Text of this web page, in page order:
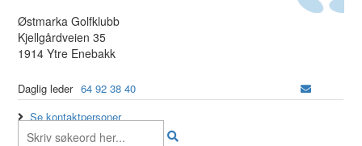
Østmarka Golfklubb
Kjellgårdveien 35
1914 Ytre Enebakk
Daglig leder 64 92 38 40
Se kontaktpersoner